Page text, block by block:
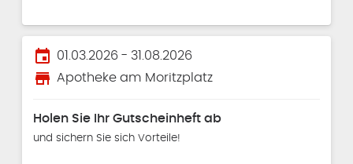
event 01.03.2026 - 31.08.2026
store Apotheke am Moritzplatz
Holen Sie Ihr Gutscheinheft ab
und sichern Sie sich Vorteile!